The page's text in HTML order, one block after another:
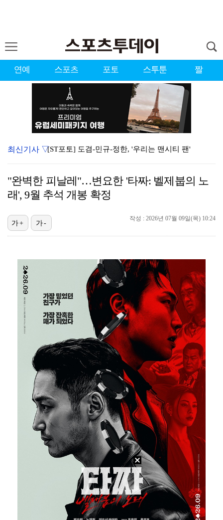
연예 스포츠 포토 스투툰 짤
[ST포토] 도겸-민규-정한, '우리는 맨시티 팬'
'미우새' 탁재훈, 50대 마지막 생일날 '아근진' 폐…
이강인 "한국 축구, 어려운 상황이지만…좋은 모습도 봐…
[ST포토] 리센느 메이, '안녕~'
한소희, 청순미 벗고 파격 탈색 머리…강렬 아우라 [스…
[ST포토] 제나, '경주공주'
[ST포토] 이강인, 경기서 만난 '2살 절친형' 돈나…
최신기사 ▽
"완벽한 피날레"…변요한 '타짜: 벨제붑의 노
래', 9월 추석 개봉 확정
작성 : 2026년 07월 09일(목) 10:24
가+ 가-